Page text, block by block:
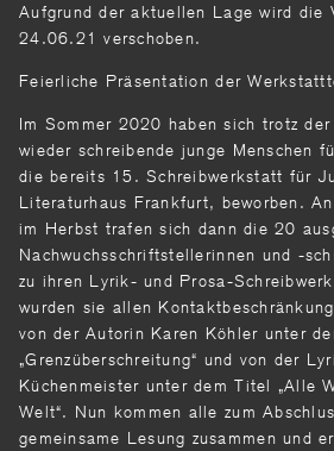
Aufgrund der aktuellen Lage wird die
24.06.21 verschoben.
Feierliche Präsentation der
Im Sommer 2020 haben sich trotz
wieder schreibende junge Menschen
die bereits 15. Schreibwerkstatt für
Literaturhaus Frankfurt, beworben.
im Herbst trafen sich dann die 20
Nachwuchsschriftstellerinnen und -
zu ihren Lyrik- und Prosa-
wurden sie allen
von der Autorin Karen Köhler unter
„Grenzüberschreitung“ und von der
Küchenmeister unter dem Titel „Alle
Welt“. Nun kommen alle zum
gemeinsame Lesung zusammen und